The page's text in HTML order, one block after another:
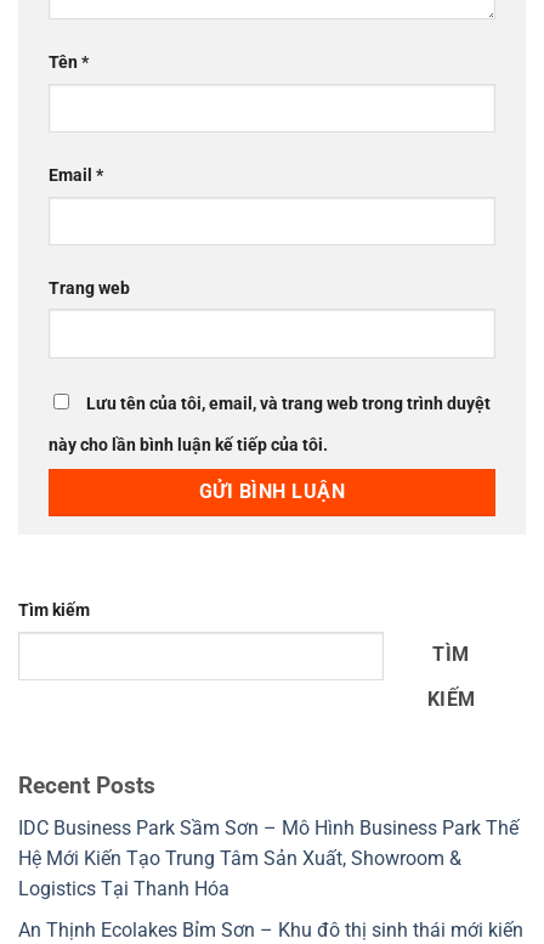
Tên*
Email *
Trang web
Lưu tên của tôi, email, và trang web trong trình duyệt
này cho lần bình luận kế tiếp của tôi.
Tìm kiếm
TÌM
KIẾM
Recent Posts
IDC Business Park Sầm Sơn – Mô Hình Business Park Thế
Hệ Mới Kiến Tạo Trung Tâm Sản Xuất, Showroom &
Logistics Tại Thanh Hóa
An Thịnh Ecolakes Bỉm Sơn – Khu đô thị sinh thái mới kiến